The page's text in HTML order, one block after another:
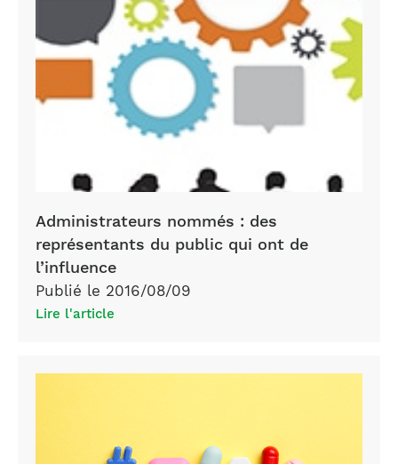
administrateurs
Administrateurs nommés : des
représentants du public qui ont de
l’influence
Publié le 2016/08/09
Lire l'article